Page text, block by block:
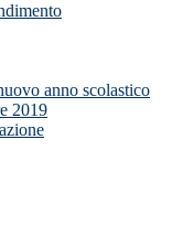
anno scolastico
2019